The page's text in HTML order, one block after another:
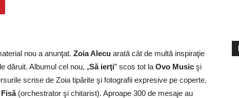
nou a anunţat. Zoia Alecu arată cât de multă inspiraţie
dăruit. Albumul cel nou, „Să ierţi” scos tot la Ovo Music şi
scrise de Zoia tipărite şi fotografii expresive pe coperte.
(orchestrator şi chitarist). Aproape 300 de mesaje au